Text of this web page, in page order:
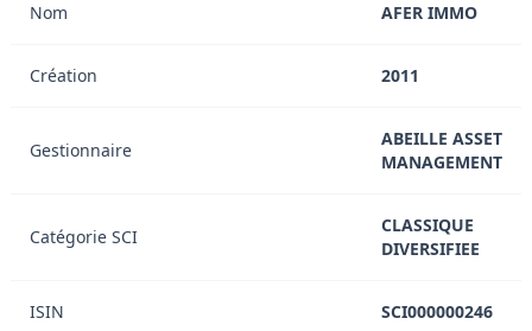
Nom AFER IMMO
Création 2011
Gestionnaire
ABEILLE ASSET
MANAGEMENT
Catégorie SCI
CLASSIQUE
DIVERSIFIEE
ISIN SCI000000246